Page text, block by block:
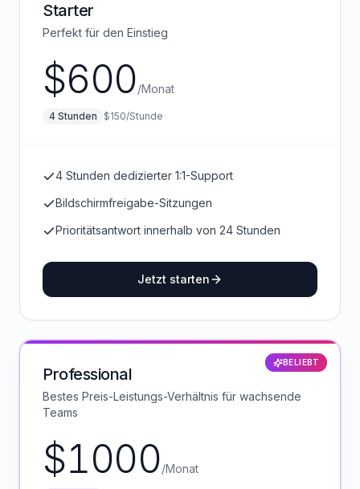
Starter
Perfekt für den Einstieg
$600/Monat
4 Stunden $150/Stunde
4 Stunden dedizierter 1:1-Support
Bildschirmfreigabe-Sitzungen
Prioritätsantwort innerhalb von 24 Stunden
Jetzt starten
BELIEBT
Professional
Bestes Preis-Leistungs-Verhältnis für wachsende
Teams
$1000/Monat